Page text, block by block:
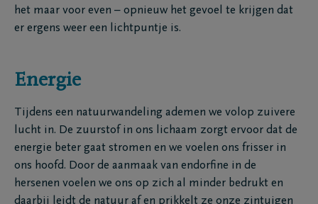
het maar voor even – opnieuw het gevoel te krijgen dat
er ergens weer een lichtpuntje is.
Energie
Tijdens een natuurwandeling ademen we volop zuivere
lucht in. De zuurstof in ons lichaam zorgt ervoor dat de
energie beter gaat stromen en we voelen ons frisser in
ons hoofd. Door de aanmaak van endorfine in de
hersenen voelen we ons op zich al minder bedrukt en
daarbij leidt de natuur af en prikkelt ze onze zintuigen